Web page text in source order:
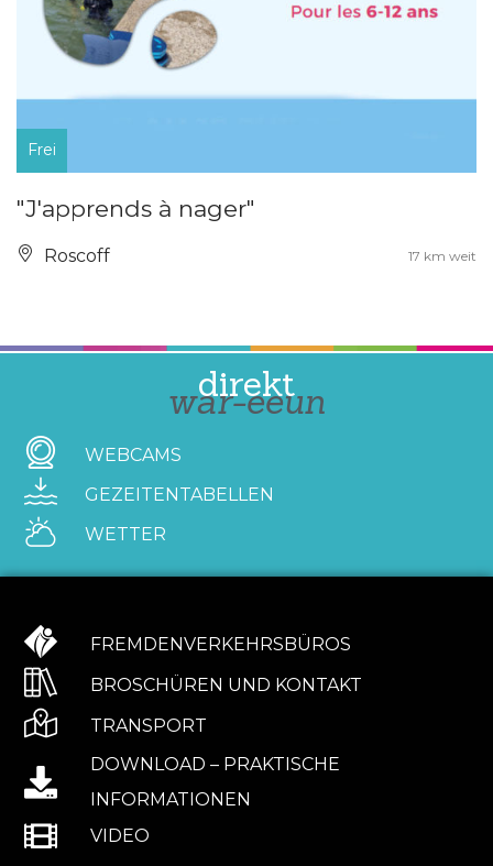
Frei
"J'apprends à nager"
Roscoff 17 km weit
direkt
war-eeun
WEBCAMS
GEZEITENTABELLEN
WETTER
FREMDENVERKEHRSBÜROS
BROSCHÜREN UND KONTAKT
TRANSPORT
DOWNLOAD – PRAKTISCHE
INFORMATIONEN
VIDEO